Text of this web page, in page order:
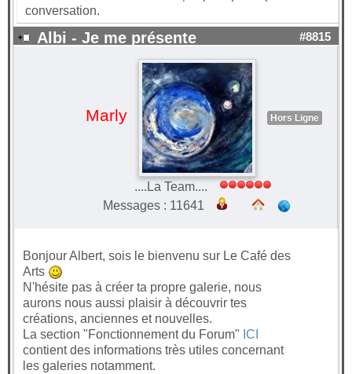
conversation.
Albi - Je me présente #8815
Marly Hors Ligne
....La Team....
Messages : 11641
Bonjour Albert, sois le bienvenu sur Le Café des
Arts
N'hésite pas à créer ta propre galerie, nous
aurons nous aussi plaisir à découvrir tes
créations, anciennes et nouvelles.
La section "Fonctionnement du Forum" ICI
contient des informations très utiles concernant
les galeries notamment.